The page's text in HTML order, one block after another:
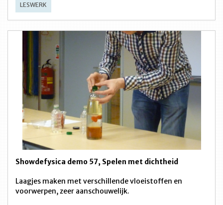
LESWERK
Showdefysica demo 57, Spelen met dichtheid
Laagjes maken met verschillende vloeistoffen en
voorwerpen, zeer aanschouwelijk.